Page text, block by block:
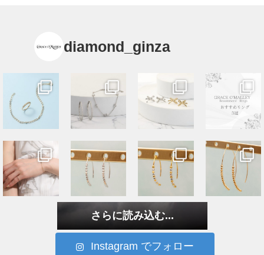
diamond_ginza
さらに読み込む...
Instagram でフォロー